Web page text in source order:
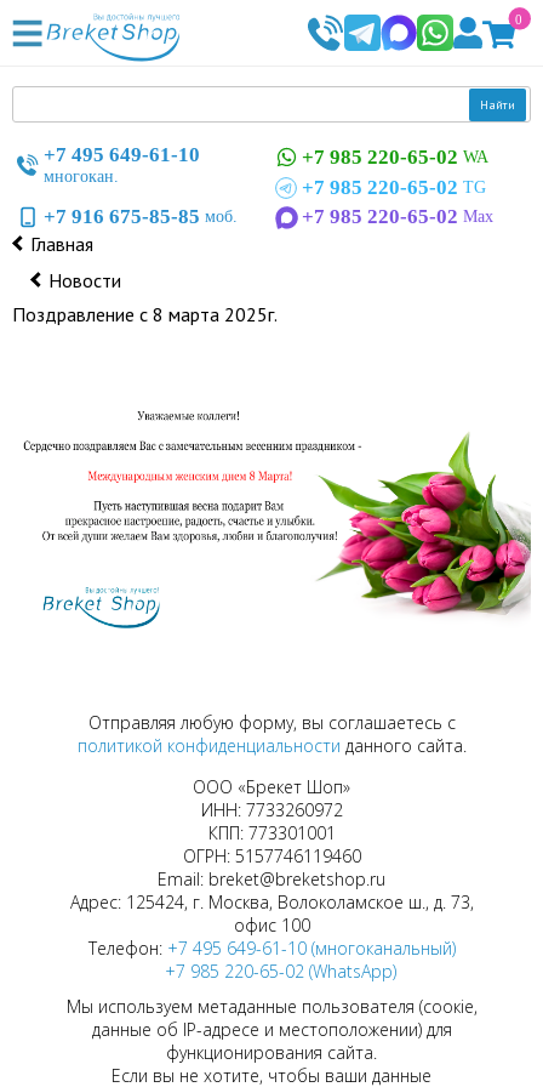
0
Найти
+7 495 649-61-10
многокан.
+7 916 675-85-85 моб.
+7 985 220-65-02 WA
+7 985 220-65-02 TG
+7 985 220-65-02 Max
Главная
Новости
Поздравление с 8 марта 2025г.
Отправляя любую форму, вы соглашаетесь с
политикой конфиденциальности данного сайта.
ООО «Брекет Шоп»
ИНН: 7733260972
КПП: 773301001
ОГРН: 5157746119460
Email: breket@breketshop.ru
Адрес: 125424, г. Москва, Волоколамское ш., д. 73,
офис 100
Телефон: +7 495 649-61-10 (многоканальный)
+7 985 220-65-02 (WhatsApp)
Мы используем метаданные пользователя (соокіе,
данные об IP-адресе и местоположении) для
функционирования сайта.
Если вы не хотите, чтобы ваши данные